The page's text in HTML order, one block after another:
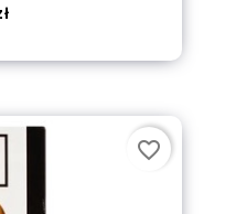
favorite_border